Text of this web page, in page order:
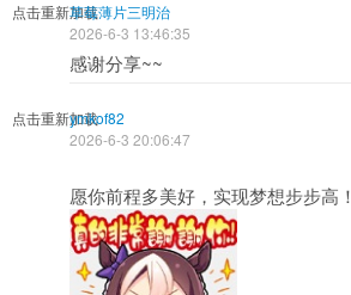
点击重新加载草莓薄片三明治
2026-6-3 13:46:35
感谢分享~~
点击重新加载ymkof82
2026-6-3 20:06:47
愿你前程多美好，实现梦想步步高！